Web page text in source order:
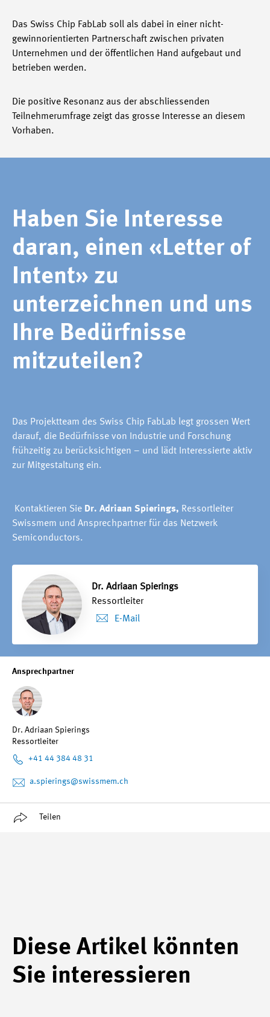
Ansprechpartner
Dr. Adriaan Spierings
Ressortleiter
+41 44 384 48 31
a.spierings@swissmem.ch
Teilen
Das Swiss Chip FabLab soll als dabei in einer nicht-
gewinnorientierten Partnerschaft zwischen privaten
Unternehmen und der öffentlichen Hand aufgebaut und
betrieben werden.
Die positive Resonanz aus der abschliessenden
Teilnehmerumfrage zeigt das grosse Interesse an diesem
Vorhaben.
Haben Sie Interesse
daran, einen «Letter of
Intent» zu
unterzeichnen und uns
Ihre Bedürfnisse
mitzuteilen?
Das Projektteam des Swiss Chip FabLab legt grossen Wert
darauf, die Bedürfnisse von Industrie und Forschung
frühzeitig zu berücksichtigen – und lädt Interessierte aktiv
zur Mitgestaltung ein.
Kontaktieren Sie Dr. Adriaan Spierings, Ressortleiter
Swissmem und Ansprechpartner für das Netzwerk
Semiconductors.
Dr. Adriaan Spierings
Ressortleiter
E-Mail
Diese Artikel könnten
Sie interessieren